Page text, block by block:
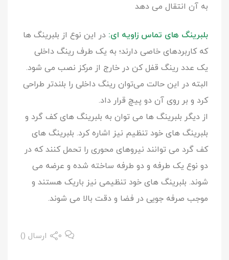
به آن انتقال می دهد
بلبرینگ های تماس زاویه ای: در این نوع از بلبرینگ ها
که کاربردهای خاصی دارند؛ به یک طرف رینگ داخلی
یک عدد رینگ قفل کن در خارج از مرکز نصب می شود.
البته در این حالت می‌توان رینگ داخلی را بلندتر طراحی
کرد و بر روی آن دو پیچ قرار داد.
از دیگر بلبرینگ ها می توان به بلبرینگ های کف گرد و
بلبرینگ های خود تنظیم نیز اشاره کرد. بلبرینگ های
کف گرد می توانند نیروهای محوری را تحمل کنند که در
دو نوع یک طرفه و دو طرفه ساخته شده و عرضه می
شوند. بلبرینگ های خود تنظیمی نیز باریک هستند و
موجب صرفه جویی در فضا و دقت بالا می شوند.
0 ارسال ()